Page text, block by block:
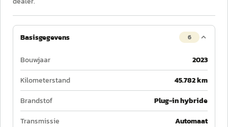
Basisgegevens 6
Bouwjaar
2023
Kilometerstand
45.782 km
Brandstof
Plug-in hybride
Transmissie
Automaat